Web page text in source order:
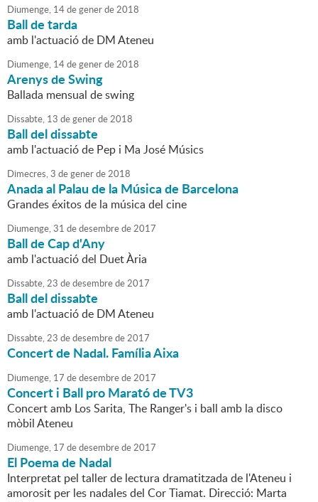
Diumenge, 14degenerde2018
Ball de tarda
amb l'actuació de DM Ateneu
Diumenge, 14degenerde2018
Arenys de Swing
Ballada mensual de swing
Dissabte, 13 degenerde2018
Ball del dissabte
amb l'actuació de Pep i Ma José Músics
Dimecres,3 degenerde2018
Anada al Palau de la Música de Barcelona
Grandes éxitos de la música del cine
Diumenge,31 dedesembrede2017
Ball de Cap d'Any
amb l'actuació del Duet Ària
Dissabte,23 dedesembrede2017
Ball del dissabte
amb l'actuació de DM Ateneu
Dissabte,23 dedesembrede2017
Concert de Nadal. Família Aixa
Diumenge, 17 dedesembrede2017
Concert i Ball pro Marató de TV3
Concert amb Los Sarita, The Ranger's i ball amb la disco
mòbil Ateneu
Diumenge, 17 dedesembrede2017
El Poema de Nadal
Interpretat pel taller de lectura dramatitzada de l'Ateneu i
amorosit per les nadales del Cor Tiamat. Direcció: Marta